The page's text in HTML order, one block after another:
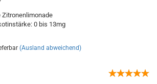
0 bis 13mg
(Ausland abweichend)